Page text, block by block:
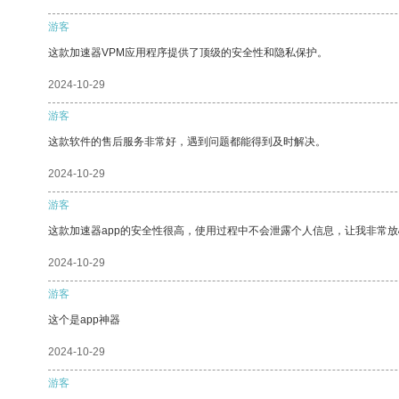
游客
这款加速器VPM应用程序提供了顶级的安全性和隐私保护。
2024-10-29
游客
这款软件的售后服务非常好，遇到问题都能得到及时解决。
2024-10-29
游客
这款加速器app的安全性很高，使用过程中不会泄露个人信息，让我非常
2024-10-29
游客
这个是app神器
2024-10-29
游客